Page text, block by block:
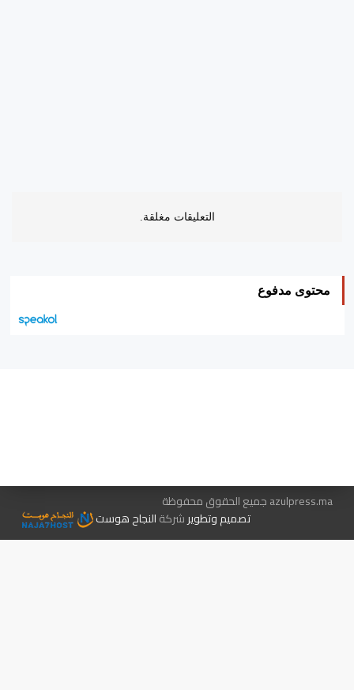
التعليقات مغلقة.
محتوى مدفوع
azulpress.ma جميع الحقوق محفوظة
تصميم وتطويرشركةالنجاح هوست